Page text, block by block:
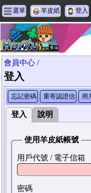
選單 羊皮紙 登入
會員中心 /
登入
忘記密碼 重寄認證信 用
登入 說明
使用羊皮紙帳號
用戶代號 / 電子信箱
密碼